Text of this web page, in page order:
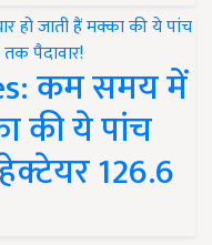
कम समय में
की ये पांच
126.6